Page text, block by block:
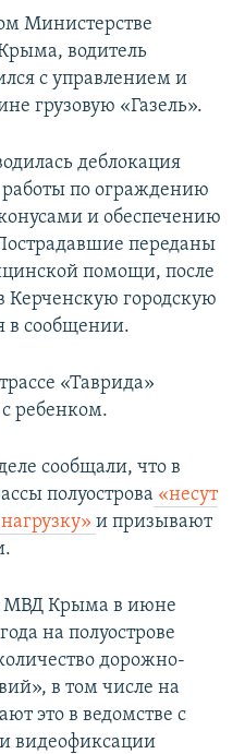
Министерстве
водитель
с управлением и
грузовую «Газель».
деблокация
работы по ограждению
и обеспечению
переданы
помощи, после
Керченскую городскую
в сообщении.
«Таврида»
ребенком.
сообщали, что в
полуострова «несут
и призывают
МВД Крыма в июне
на полуострове
дорожно-
в том числе на
это в ведомстве с
видеофиксации